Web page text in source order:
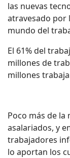
las nuevas
atravesado por
mundo del
El 61% del
millones de
millones
Poco más de
asalariados, y
trabajadores
lo aportan los